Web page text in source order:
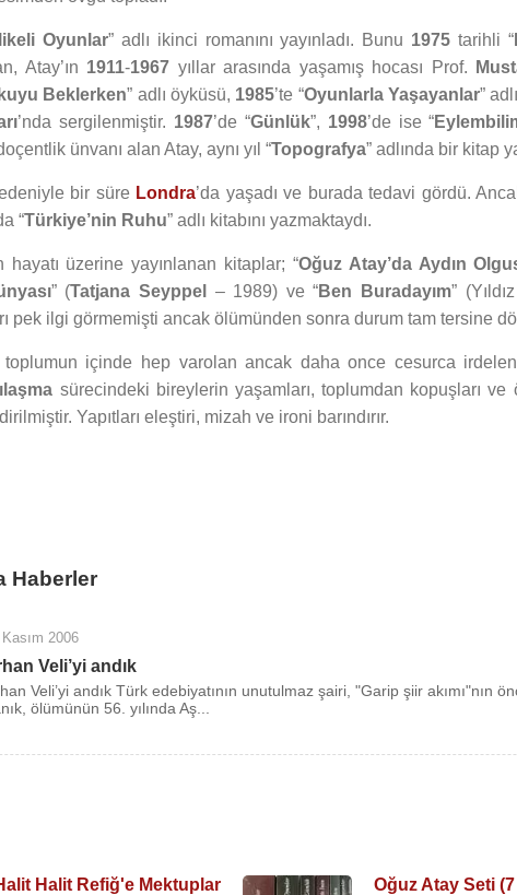
Oyunlar” adlı ikinci romanını yayınladı. Bunu 1975 tarihli “
Atay’ın 1911-1967 yıllar arasında yaşamış hocası Prof.
Beklerken” adlı öyküsü, 1985’te “Oyunlarla Yaşayanlar”
’nda sergilenmiştir. 1987’de “Günlük”, 1998’de ise “
ünvanı alan Atay, aynı yıl “Topografya” adlında bir kitap
bir süre Londra’da yaşadı ve burada tedavi gördü.
“Türkiye’nin Ruhu” adlı kitabını yazmaktaydı.
hayatı üzerine yayınlanan kitaplar; “Oğuz Atay’da Aydın
” (Tatjana Seyppel – 1989) ve “Ben Buradayım”
pek ilgi görmemişti ancak ölümünden sonra durum tam tersine
toplumun içinde hep varolan ancak daha once cesurca
sürecindeki bireylerin yaşamları, toplumdan kopuşları
Yapıtları eleştiri, mizah ve ironi barındırır.
Haberler
2006
Veli’yi andık
Veli’yi andık Türk edebiyatının unutulmaz şairi, "Garip şiir akımı"nın
ölümünün 56. yılında Aş...
Halit Refiğ'e Mektuplar Oğuz Atay Seti